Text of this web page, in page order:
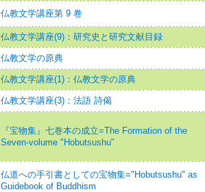
仏教文学講座第 9 卷
仏教文学講座(9)：研究史と研究文献目録
仏教文学の原典
仏教文学講座(1)：仏教文学の原典
仏教文学講座(3)：法語 詩偈
『宝物集』七巻本の成立=The Formation of the
Seven-volume "Hobutsushu"
仏道への手引書としての宝物集="Hobutsushu" as
Guidebook of Buddhism